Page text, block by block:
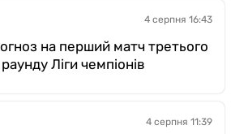
4 серпня 16:43
на перший матч третього
Ліги чемпіонів
4 серпня 11:39